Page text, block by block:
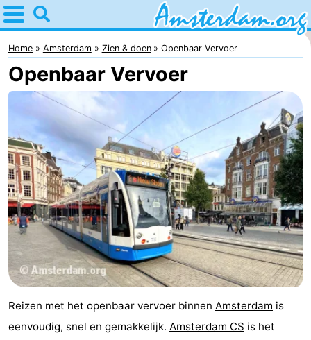
Home
Amsterdam
Reisplan
kinderen
Voor
jongeren
Gratis
Overnachten
Appartementen
Bed
breakfasts)
Hotels
Home Amsterdam Zien & doen Openbaar Vervoer
Openbaar Vervoer
Reizen met het openbaar vervoer binnen Amsterdam is
eenvoudig, snel en gemakkelijk. Amsterdam CS is het